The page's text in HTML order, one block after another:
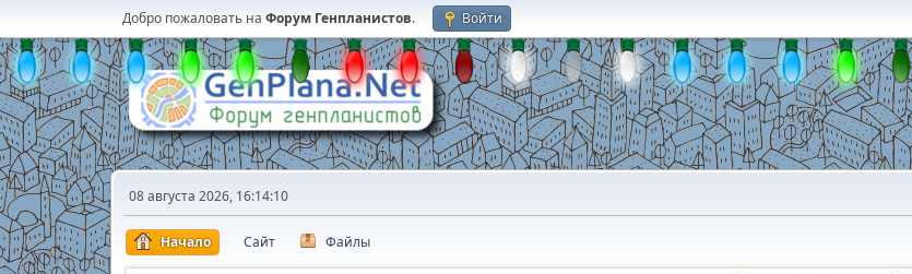
Добро пожаловать на Форум Генпланистов. Войти
08 августа 2026, 16:14:10
Начало Сайт Файлы